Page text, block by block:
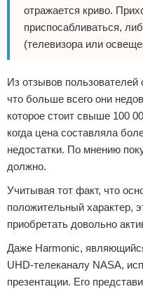
отражается криво.
приспосабливаться,
(телевизора или
Из отзывов
что больше всего они
которое стоит свыше 100
когда цена составляла
недостатки. По мнению
должно.
Учитывая тот факт, что
положительный характер,
приобретать довольно
Даже Harmonic,
UHD-телеканалу NASA,
презентации. Его